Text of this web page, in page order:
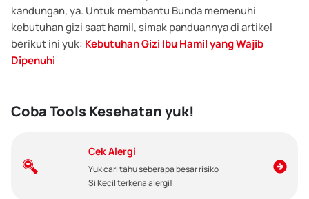
kandungan, ya. Untuk membantu Bunda memenuhi
kebutuhan gizi saat hamil, simak panduannya di artikel
berikut ini yuk: Kebutuhan Gizi Ibu Hamil yang Wajib
Dipenuhi
Coba Tools Kesehatan yuk!
Cek Alergi
Yuk cari tahu seberapa besar risiko
Si Kecil terkena alergi!